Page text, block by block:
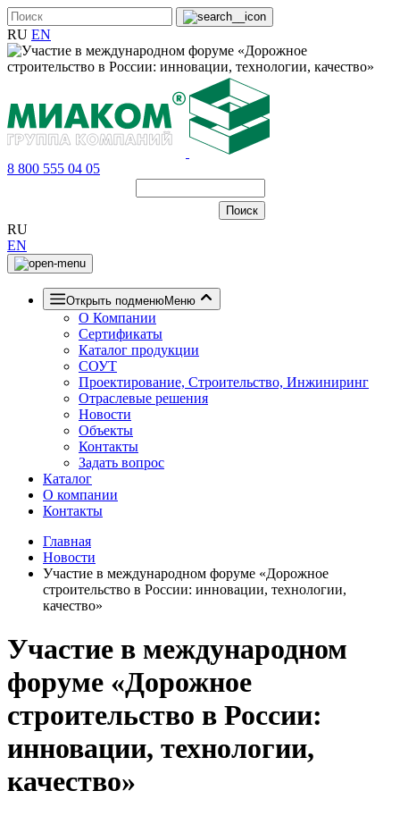
RU EN
8 800 555 04 05
RU
EN
Открыть подменюМеню
О Компании
Сертификаты
Каталог продукции
СОУТ
Проектирование, Строительство, Инжиниринг
Отраслевые решения
Новости
Объекты
Контакты
Задать вопрос
Каталог
О компании
Контакты
Главная
Новости
Участие в международном форуме «Дорожное
строительство в России: инновации, технологии,
качество»
Участие в международном
форуме «Дорожное
строительство в России:
инновации, технологии,
качество»